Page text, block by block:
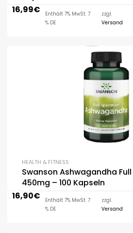
16,99€
Enthält 7% MwSt. 7
% DE
zzgl.
Versand
HEALTH & FITNESS
Swanson Ashwagandha
450mg – 100 Kapseln
16,90€
Enthält 7% MwSt. 7
% DE
zzgl.
Versand